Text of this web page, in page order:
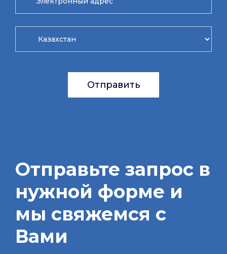
Отправить
Отправьте запрос в
нужной форме и
мы свяжемся с
Вами